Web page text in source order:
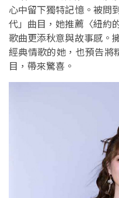
心中留下獨特記憶。被問
代」曲目，她推薦〈紐約
歌曲更添秋意與故事感。
經典情歌的她，也預告將
目，帶來驚喜。